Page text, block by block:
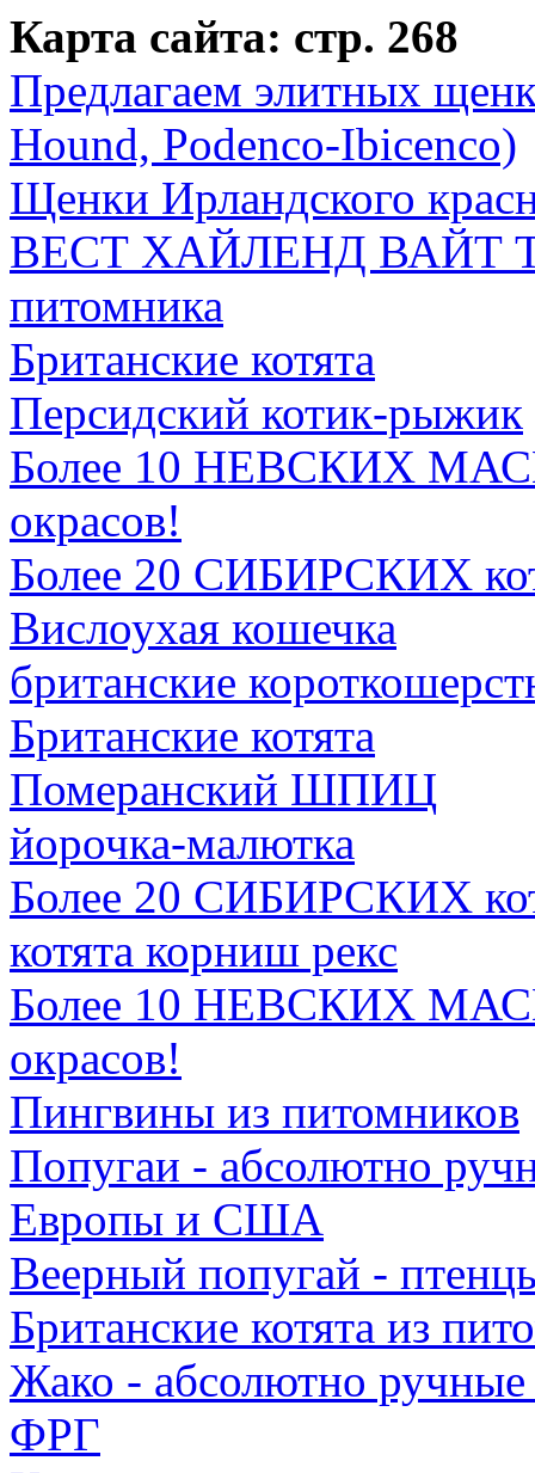
Карта сайта: стр. 268
Предлaгаем элитных
Hound, Podenco-Ibicenco)
Щенки Ирландского
ВЕСТ ХАЙЛЕНД ВАЙТ
питомника
Британские котята
Персидский котик-рыжик
Более 10 НЕВСКИХ
окрасов!
Более 20 СИБИРСКИХ
Вислоухая кошечка
британские
Британские котята
Померанский ШПИЦ
йорочка-малютка
Более 20 СИБИРСКИХ
котята корниш рекс
Более 10 НЕВСКИХ
окрасов!
Пингвины из питомников
Попугаи - абсолютно
Европы и США
Веерный попугай -
Британские котята из
Жако - абсолютно
ФРГ